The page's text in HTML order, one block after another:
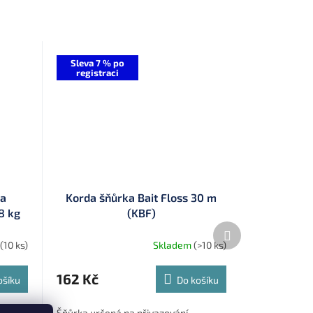
kg
(10 ks)
Sleva 7 % po
registraci
Korda šňůrka Bait Floss 30 m
(KBF)
Skladem(>10 ks)
162 Kč Do košíku
Další
produkt